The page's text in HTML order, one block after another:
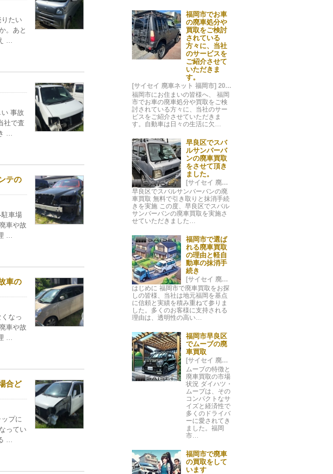
たい
。あと
…
事故
社で査
…
テの
車場
車や故
…
車の
なっ
車や故
…
合ど
プに
ってい
…
福岡市でお車
の廃車処分や
買取をご検討
されている
方々に、当社
のサービスを
ご紹介させて
いただきま
す。
[サイセイ 廃車ネット 福岡市] 2024/09/29 15:11
福岡市にお住まいの皆様へ、 福岡
市でお車の廃車処分や買取をご検
討されている方々に、当社のサー
ビスをご紹介させていただきま
す。自動車は日々の生活に欠…
早良区でスバ
ルサンバーバ
ンの廃車買取
をさせて頂き
ました。
[サイセイ 廃車ネット 福岡市] 2024/06/27 00:41
早良区でスバルサンバーバンの廃
車買取 無料で引き取りと抹消手続
きを実施 この度、早良区でスバル
サンバーバンの廃車買取を実施さ
せていただきました…
福岡市で選ば
れる廃車買取
の理由と軽自
動車の抹消手
続き
[サイセイ 廃車ネット 福岡市] 2024/06/24 21:59
はじめに 福岡市で廃車買取をお探
しの皆様、当社は地元福岡を基点
に信頼と実績を積み重ねて参りま
した。多くのお客様に支持される
理由は、透明性の高い…
福岡市早良区
でムーブの廃
車買取
[サイセイ 廃車ネット 福岡市] 2024/05/20 05:52
ムーブの特徴と
廃車買取の市場
状況 ダイハツ・
ムーブは、その
コンパクトなサ
イズと経済性で
多くのドライバ
ーに愛されてき
ました。福岡
市…
福岡市で廃車
の買取をして
います